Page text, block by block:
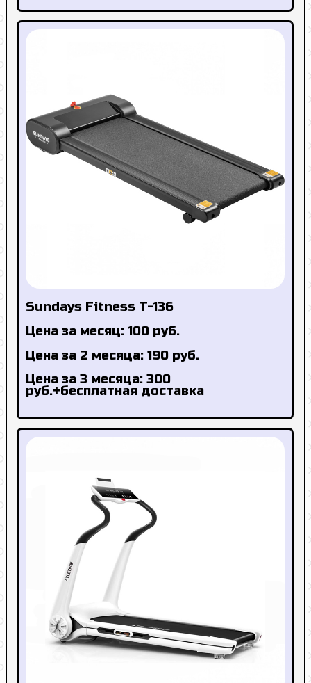
Sundays Fitness T-136
Цена за месяц: 100 руб.
Цена за 2 месяца: 190 руб.
Цена за 3 месяца: 300
руб.+бесплатная доставка